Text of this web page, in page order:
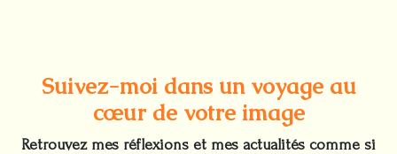
Suivez-moi dans un voyage au
cœur de votre image
Retrouvez mes réflexions et mes actualités comme si